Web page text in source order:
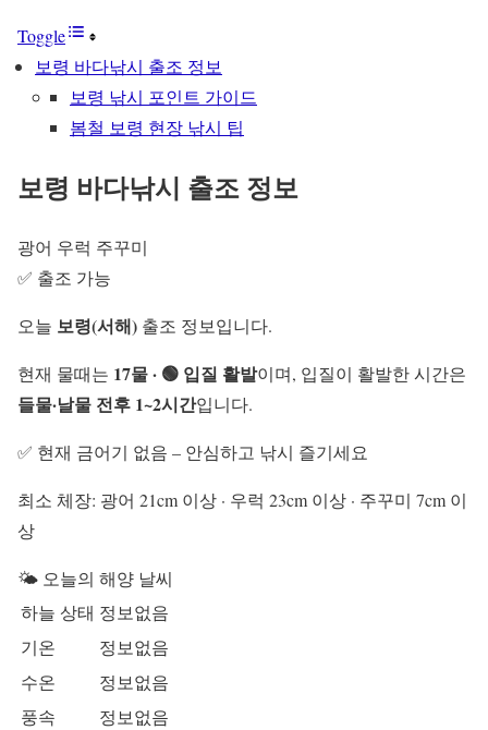
Toggle
보령 바다낚시 출조 정보
보령 낚시 포인트 가이드
봄철 보령 현장 낚시 팁
보령 바다낚시 출조 정보
광어 우럭 주꾸미
✅ 출조 가능
오늘 보령(서해) 출조 정보입니다.
현재 물때는 17물 · 🟢 입질 활발이며, 입질이 활발한 시간은
들물·날물 전후 1~2시간입니다.
✅ 현재 금어기 없음 – 안심하고 낚시 즐기세요
최소 체장: 광어 21cm 이상 · 우럭 23cm 이상 · 주꾸미 7cm 이
상
🌤️ 오늘의 해양 날씨
하늘 상태 정보없음
기온
정보없음
수온
정보없음
풍속
정보없음